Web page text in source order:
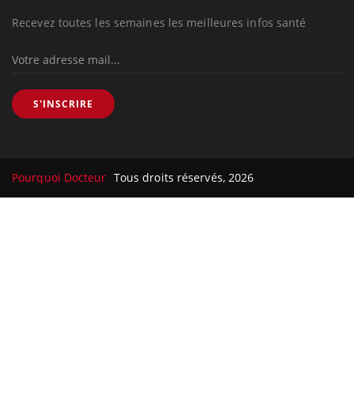
Recevez toutes les semaines les meilleures infos santé
S'INSCRIRE
Pourquoi Docteur Tous droits réservés, 2026